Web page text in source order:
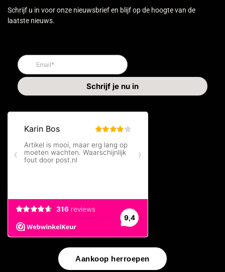
Schrijf u in voor onze nieuwsbrief en blijf op de hoogte van de
laatste nieuws.
Aankoop herroepen